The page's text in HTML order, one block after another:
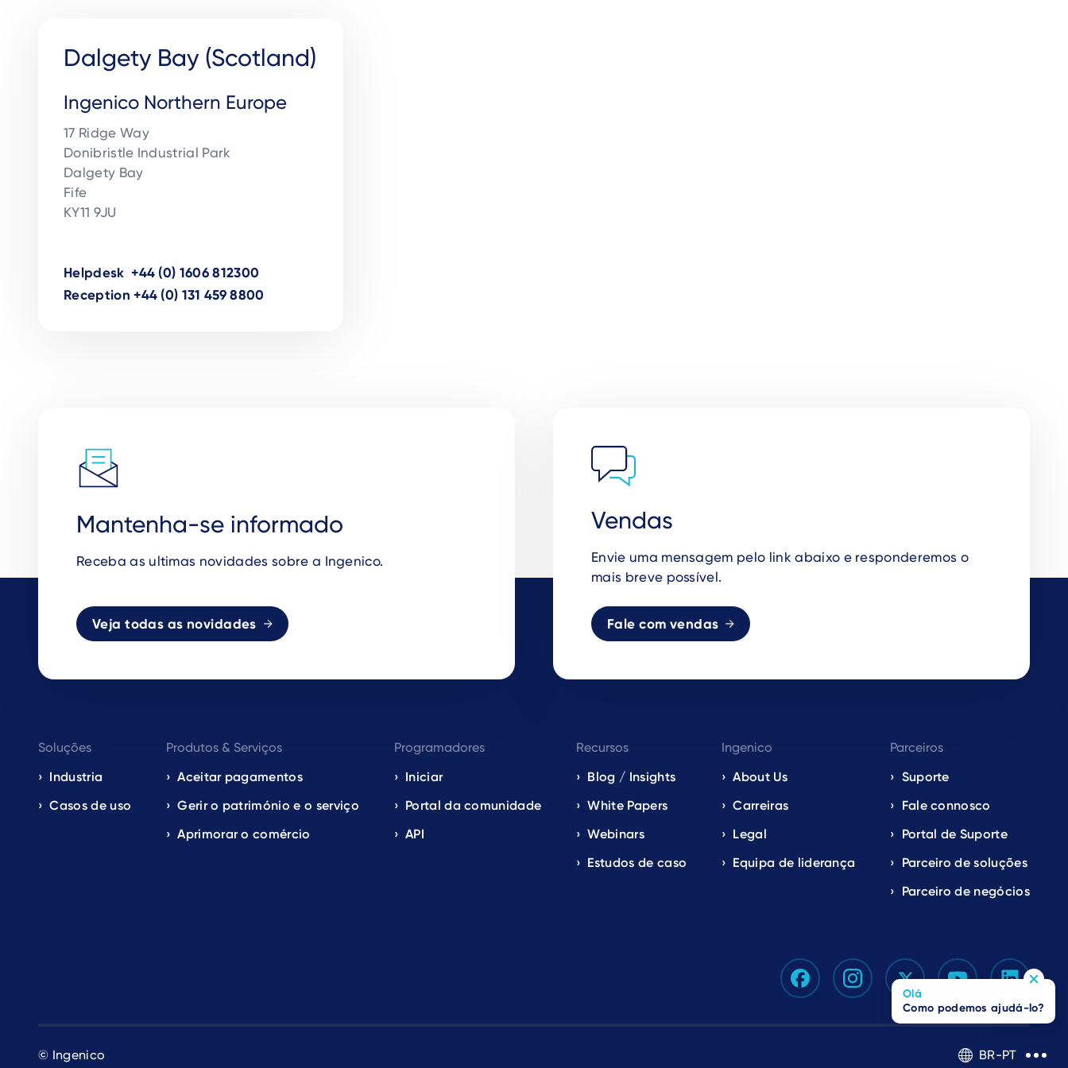
Dalgety Bay (Scotland)
Ingenico Northern Europe
17 Ridge Way
Donibristle Industrial Park
Dalgety Bay
Fife
KY11 9JU
Helpdesk +44 (0) 1606 812300
Reception +44 (0) 131 459 8800
Mantenha-se informado
Receba as ultimas novidades sobre a Ingenico.
Veja todas as novidades
Vendas
Envie uma mensagem pelo link abaixo e responderemos o
mais breve possível.
Fale com vendas
Footer
navigation
EN
Soluções
Industria
Casos de uso
Produtos & Serviços
Aceitar pagamentos
Gerir o património e o serviço
Aprimorar o comércio
Programadores
Iniciar
Portal da comunidade
API
Recursos
Blog / Insights
White Papers
Webinars
Estudos de caso
Ingenico
About Us
Carreiras
Legal
Equipa de liderança
Parceiros
Suporte
Fale connosco
Portal de Suporte
Parceiro de soluções
Parceiro de negócios
© Ingenico BR-PT
Olá
Como podemos ajudá-lo?